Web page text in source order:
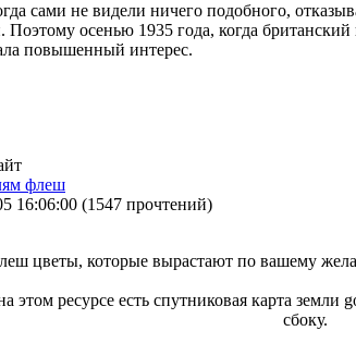
сами не видели ничего подобного,
осенью 1935 года, когда
повышенный интерес.
флеш
16:06:00 (1547 прочтений)
цветы, которые вырастают по вашему
этом ресурсе есть спутниковая карта
сбоку.